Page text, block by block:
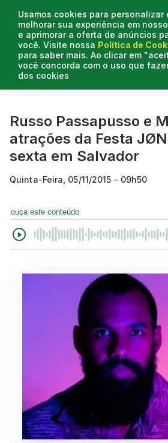
Usamos cookies para personalizar
melhorar sua experiência em
e aprimorar a oferta de anúncios
você. Visite nossa Política de
para saber mais. Ao clicar em
você concorda com o uso que
dos cookies
Curtas do Poder
Russo Passapusso e
atrações da Festa
sexta em Salvador
Quinta-Feira, 05/11/2015 - 09h50
ouça este conteúdo